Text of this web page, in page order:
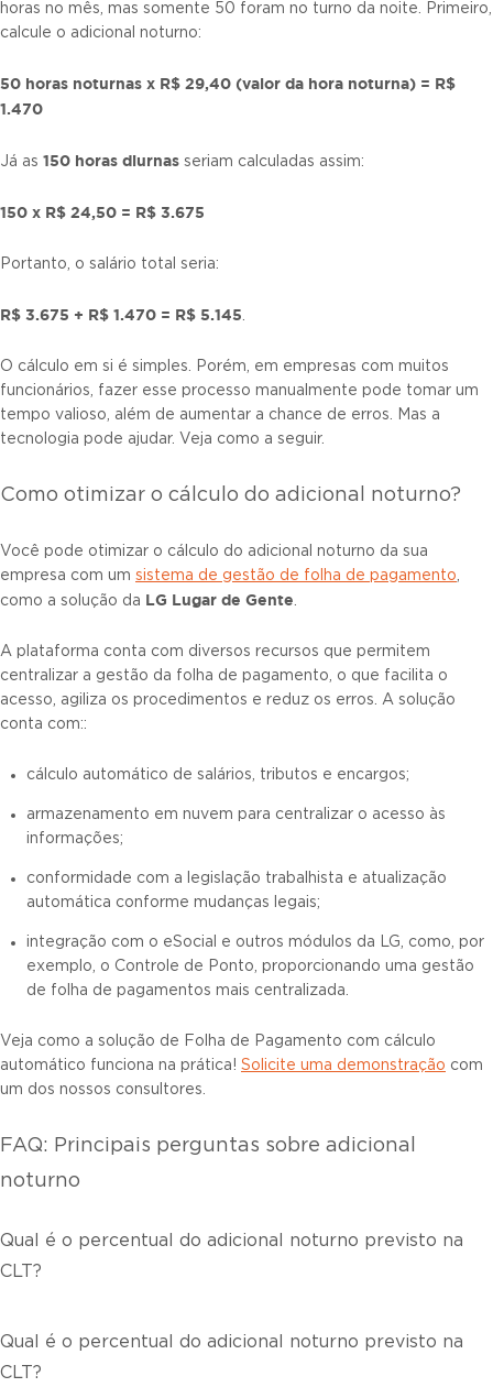
horas no mês, mas somente 50 foram no turno da noite. Primeiro,
calcule o adicional noturno:
50 horas noturnas x R$ 29,40 (valor da hora noturna) = R$
1.470
Já as 150 horas diurnas seriam calculadas assim:
150 x R$ 24,50 = R$ 3.675
Portanto, o salário total seria:
R$ 3.675 + R$ 1.470 = R$ 5.145.
O cálculo em si é simples. Porém, em empresas com muitos
funcionários, fazer esse processo manualmente pode tomar um
tempo valioso, além de aumentar a chance de erros. Mas a
tecnologia pode ajudar. Veja como a seguir.
Como otimizar o cálculo do adicional noturno?
Você pode otimizar o cálculo do adicional noturno da sua
empresa com um sistema de gestão de folha de pagamento,
como a solução da LG Lugar de Gente.
A plataforma conta com diversos recursos que permitem
centralizar a gestão da folha de pagamento, o que facilita o
acesso, agiliza os procedimentos e reduz os erros. A solução
conta com::
cálculo automático de salários, tributos e encargos;
armazenamento em nuvem para centralizar o acesso às
informações;
conformidade com a legislação trabalhista e atualização
automática conforme mudanças legais;
integração com o eSocial e outros módulos da LG, como, por
exemplo, o Controle de Ponto, proporcionando uma gestão
de folha de pagamentos mais centralizada.
Veja como a solução de Folha de Pagamento com cálculo
automático funciona na prática! Solicite uma demonstração com
um dos nossos consultores.
FAQ: Principais perguntas sobre adicional
noturno
Qual é o percentual do adicional noturno previsto na
CLT?
Qual é o percentual do adicional noturno previsto na
CLT?